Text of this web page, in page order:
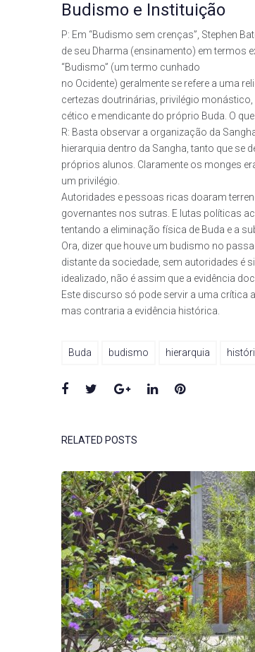
Budismo e Instituição
P: Em “Budismo sem crenças”, Stephen
de seu Dharma (ensinamento) em termos
“Budismo” (um termo cunhado
no Ocidente) geralmente se refere a uma
certezas doutrinárias, privilégio
cético e mendicante do próprio Buda. O
R: Basta observar a organização da
hierarquia dentro da Sangha, tanto que
próprios alunos. Claramente os monges
um privilégio.
Autoridades e pessoas ricas doaram
governantes nos sutras. E lutas políticas
tentando a eliminação física de Buda e a
Ora, dizer que houve um budismo no
distante da sociedade, sem autoridades é
idealizado, não é assim que a evidência
Este discurso só pode servir a uma
mas contraria a evidência histórica.
Buda budismo hierarquia
Facebook
TwitterGoogle+LinkedInPinterest
RELATED POSTS